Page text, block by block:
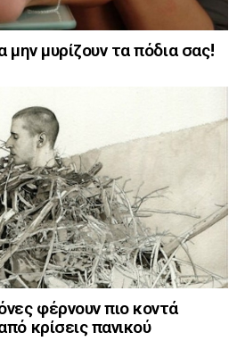
μην μυρίζουν τα πόδια σας!
φέρνουν πιο κοντά
κρίσεις πανικού